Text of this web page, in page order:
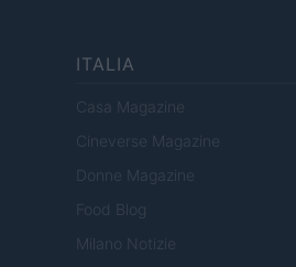
ITALIA
Casa Magazine
Cineverse Magazine
Donne Magazine
Food Blog
Milano Notizie